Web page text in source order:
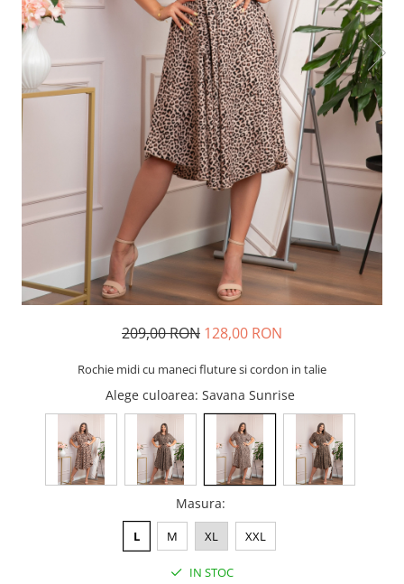
209,00 RON 128,00 RON
Rochie midi cu maneci fluture si cordon in talie
Alege culoarea: Savana Sunrise
Masura:
L M XL XXL
IN STOC